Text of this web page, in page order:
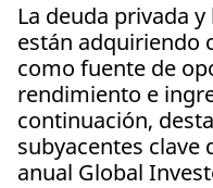
La deuda privada
están adquiriendo
como fuente de
rendimiento e
continuación,
subyacentes clave
anual Global